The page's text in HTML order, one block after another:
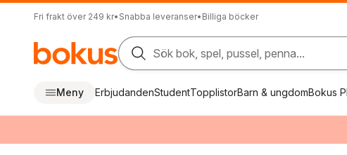
Fri frakt över 249 kr• Snabba leveranser• Billiga böcker
Sök bok, spel, pussel, penna...
Meny ErbjudandenStudentTopplistorBarn & ungdomBokus